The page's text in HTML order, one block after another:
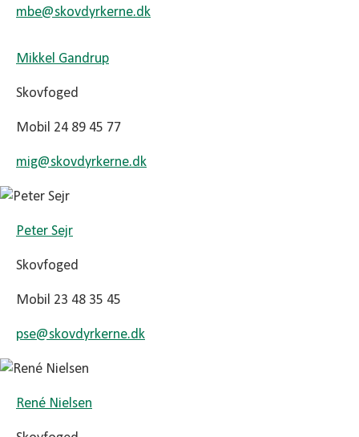
mbe@skovdyrkerne.dk
Mikkel Gandrup
Skovfoged
Mobil 24 89 45 77
mig@skovdyrkerne.dk
Peter Sejr
Skovfoged
Mobil 23 48 35 45
pse@skovdyrkerne.dk
René Nielsen